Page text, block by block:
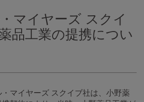
マイヤーズ スクイ
品工業の提携につい
・マイヤーズ スクイブ社は、小野薬